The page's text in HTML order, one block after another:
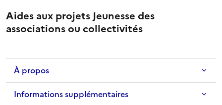
Aides aux projets Jeunesse des
associations ou collectivités
À propos
Informations supplémentaires